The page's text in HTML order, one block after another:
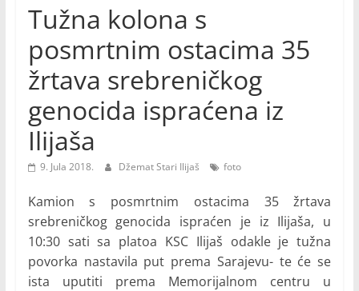
Tužna kolona s
posmrtnim ostacima 35
žrtava srebreničkog
genocida ispraćena iz
Ilijaša
9. Jula 2018. Džemat Stari Ilijaš foto
Kamion s posmrtnim ostacima 35 žrtava
srebreničkog genocida ispraćen je iz Ilijaša, u
10:30 sati sa platoa KSC Ilijaš odakle je tužna
povorka nastavila put prema Sarajevu- te će se
ista uputiti prema Memorijalnom centru u